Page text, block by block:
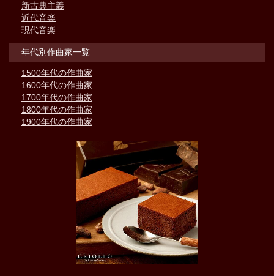
新古典主義
近代音楽
現代音楽
年代別作曲家一覧
1500年代の作曲家
1600年代の作曲家
1700年代の作曲家
1800年代の作曲家
1900年代の作曲家